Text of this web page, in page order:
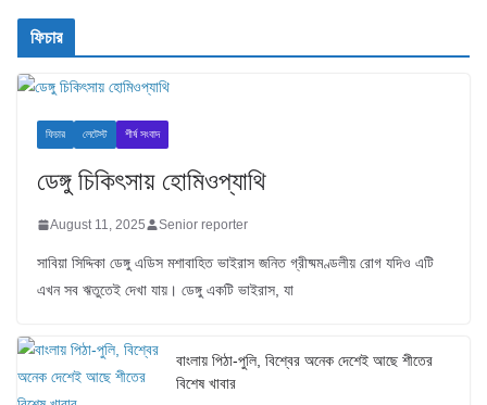
ফিচার
ফিচার লেটেস্ট শীর্ষ সংবাদ
ডেঙ্গু চিকিৎসায় হোমিওপ্যাথি
August 11, 2025 Senior reporter
সাবিয়া সিদ্দিকা ডেঙ্গু এডিস মশাবাহিত ভাইরাস জনিত গ্রীষ্মমণ্ডলীয় রোগ যদিও এটি
এখন সব ঋতুতেই দেখা যায়। ডেঙ্গু একটি ভাইরাস, যা
বাংলায় পিঠা-পুলি, বিশ্বের অনেক দেশেই আছে শীতের
বিশেষ খাবার